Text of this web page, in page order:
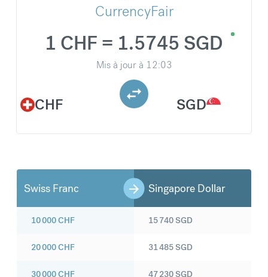
CurrencyFair
CHF
1 CHF = 1.5745 SGD
Mis à jour à 12:03
SGD
Swiss Franc Singapore Dollar
10 000CHF
20 000CHF
30 000CHF
15 740SGD
31 485SGD
47 230SGD